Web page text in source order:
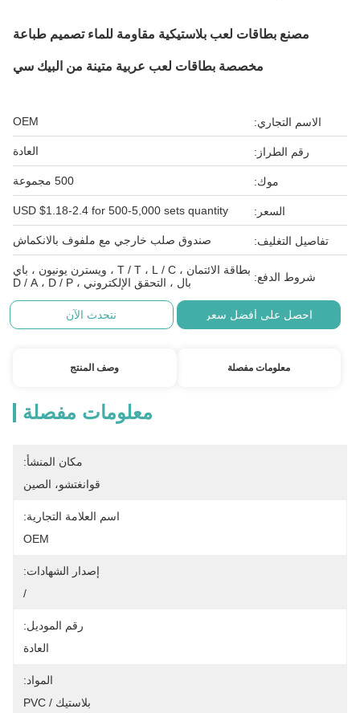
مصنع بطاقات لعب بلاستيكية مقاومة للماء تصميم طباعة
مخصصة بطاقات لعب عربية متينة من البيك سي
الاسم التجاري: OEM
رقم الطراز: العادة
موك: 500 مجموعة
السعر: USD $1.18-2.4 for 500-5,000 sets quantity
تفاصيل التغليف: صندوق صلب خارجي مع ملفوف بالانكماش
شروط الدفع:
بطاقة الائتمان ، T / T ، L / C ، ويسترن يونيون ، باي
بال ، التحقق الإلكتروني ، D / A ، D / P
احصل على أفضل سعر نتحدث الآن
معلومات مفصلة وصف المنتج
معلومات مفصلة
مكان المنشأ:
قوانغتشو، الصين
اسم العلامة التجارية:
OEM
إصدار الشهادات:
/
رقم الموديل:
العادة
المواد:
بلاستيك / PVC